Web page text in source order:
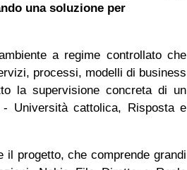
una soluzione per
a regime controllato che
processi, modelli di business
la supervisione concreta di un
Università cattolica, Risposta e
il progetto, che comprende grandi